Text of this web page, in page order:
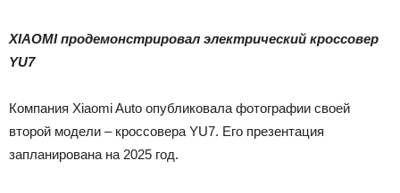
XIAOMI продемонстрировал электрический кроссовер
YU7
Компания Xiaomi Auto опубликовала фотографии своей
второй модели – кроссовера YU7. Его презентация
запланирована на 2025 год.